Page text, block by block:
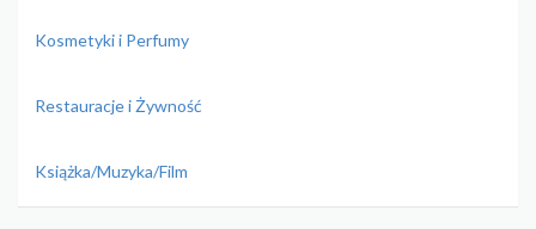
Kosmetyki i Perfumy
Restauracje i Żywność
Książka/Muzyka/Film